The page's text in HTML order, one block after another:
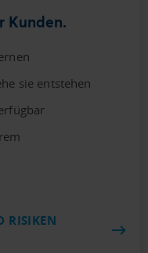
Kunden.
sie entstehen
RISIKEN